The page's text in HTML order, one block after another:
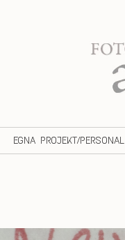
EGNA PROJEKT/PERSONAL